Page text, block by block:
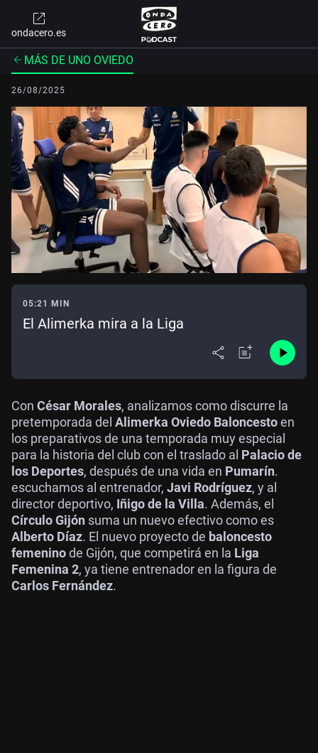
ondacero.es
MÁS DE UNO OVIEDO
26/08/2025
05:21 MIN
El Alimerka mira a la Liga
Con César Morales, analizamos como discurre la
pretemporada del Alimerka Oviedo Baloncestoen
los preparativos de una temporada muy especial
para la historia del club con el traslado al Palacio de
los Deportes, después de una vida en Pumarín.
escuchamos al entrenador, Javi Rodríguez, y al
director deportivo, Iñigo de la Villa. Además, el
Círculo Gijón suma un nuevo efectivo como es
Alberto Díaz. El nuevo proyecto de baloncesto
femeninode Gijón, que competirá en la Liga
Femenina 2, ya tiene entrenador en la figura de
Carlos Fernández.